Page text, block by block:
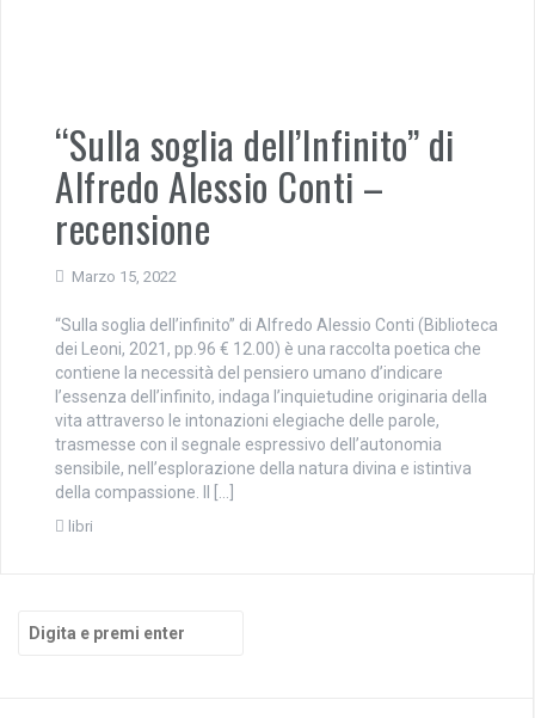
“Sulla soglia dell’Infinito” di
Alfredo Alessio Conti –
recensione
Marzo 15, 2022
“Sulla soglia dell’infinito” di Alfredo Alessio Conti (Biblioteca
dei Leoni, 2021, pp.96 € 12.00) è una raccolta poetica che
contiene la necessità del pensiero umano d’indicare
l’essenza dell’infinito, indaga l’inquietudine originaria della
vita attraverso le intonazioni elegiache delle parole,
trasmesse con il segnale espressivo dell’autonomia
sensibile, nell’esplorazione della natura divina e istintiva
della compassione. Il […]
libri